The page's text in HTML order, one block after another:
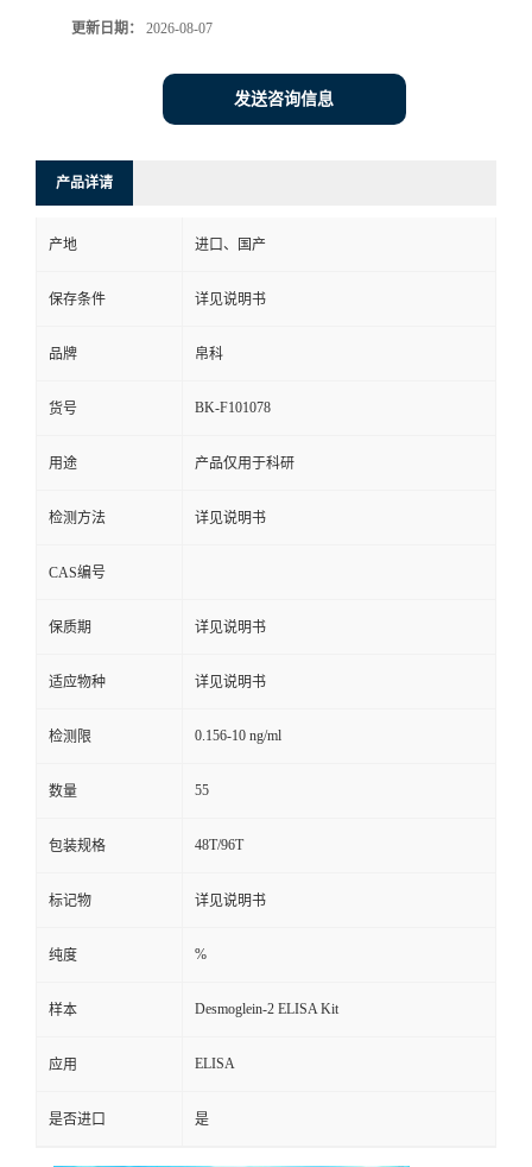
更新日期： 2026-08-07
发送咨询信息
产品详请
产地 进口、国产
保存条件 详见说明书
品牌 帛科
货号 BK-F101078
用途 产品仅用于科研
检测方法 详见说明书
CAS编号
保质期 详见说明书
适应物种 详见说明书
检测限 0.156-10 ng/ml
数量 55
包装规格 48T/96T
标记物 详见说明书
纯度 %
样本 Desmoglein-2 ELISA Kit
应用 ELISA
是否进口 是